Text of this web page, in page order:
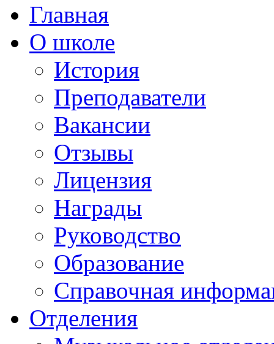
Главная
О школе
История
Преподаватели
Вакансии
Отзывы
Лицензия
Награды
Руководство
Образование
Справочная
Отделения